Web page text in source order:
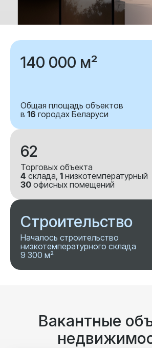
140 000 м²
Общая площадь объектов
в 16 городах Беларуси
62
Торговых объекта
4 склада, 1 низкотемпературный
30 офисных помещений
Строительство
Началось строительство
низкотемпературного склада
9 300 м²
Вакантные